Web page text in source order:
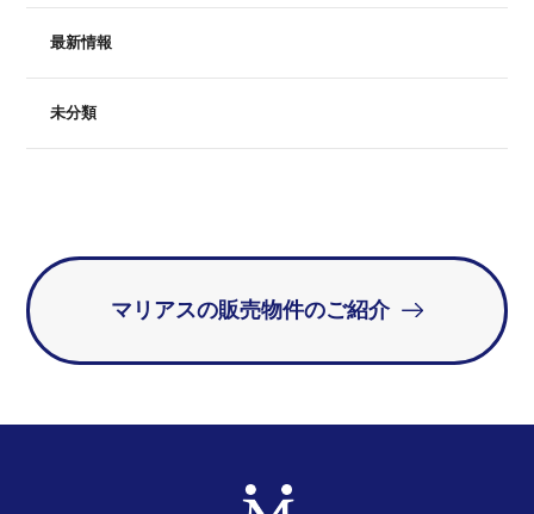
最新情報
未分類
マリアスの販売物件のご紹介